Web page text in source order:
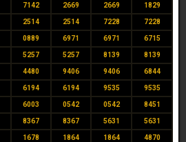
7142 2669 2669 1829
2514 2514 7228 7228
0889 6971 6971 6715
5257 5257 8139 8139
4480 9406 9406 6844
6194 6194 9535 9535
6003 0542 0542 8451
8367 8367 5631 5631
1678 1864 1864 4870